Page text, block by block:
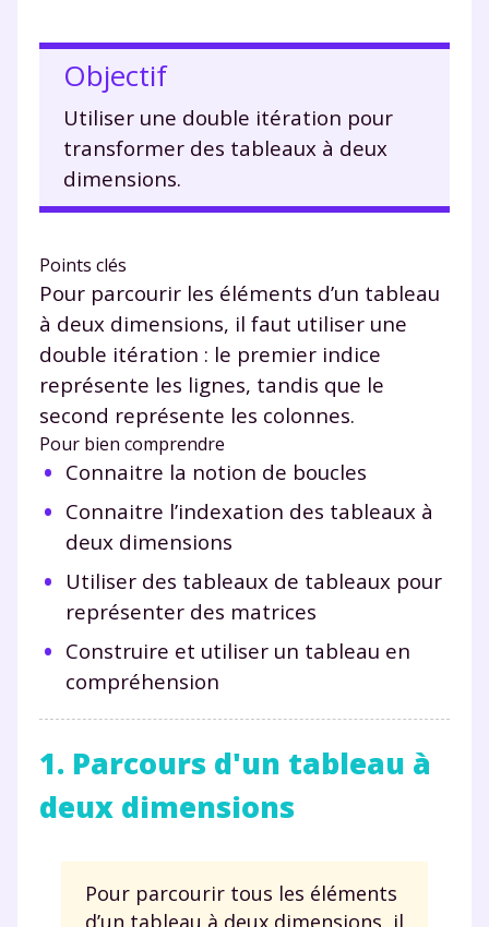
Objectif
Utiliser une double itération pour
transformer des tableaux à deux
dimensions.
Points clés
Pour parcourir les éléments d’un tableau
à deux dimensions, il faut utiliser une
double itération : le premier indice
représente les lignes, tandis que le
second représente les colonnes.
Pour bien comprendre
Connaitre la notion de boucles
Connaitre l’indexation des tableaux à
deux dimensions
Utiliser des tableaux de tableaux pour
représenter des matrices
Construire et utiliser un tableau en
compréhension
1. Parcours d'un tableau à
deux dimensions
Pour parcourir tous les éléments
d’un tableau à deux dimensions, il